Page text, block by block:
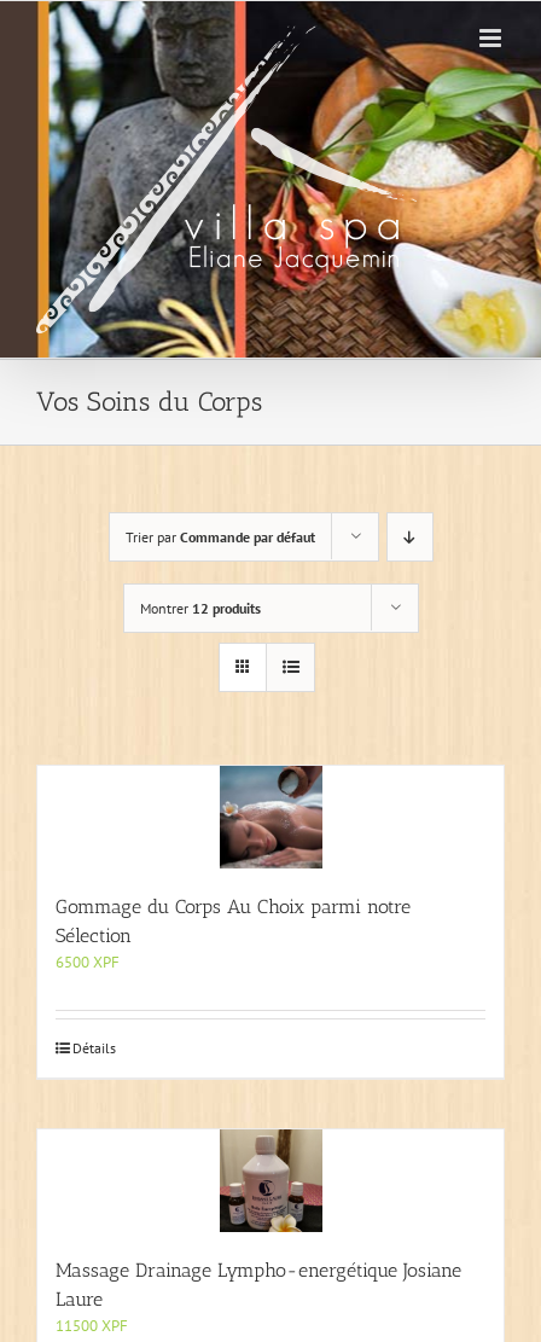
Vos Soins du Corps
Trier par Commande par défaut
Montrer 12 produits
Gommage du Corps Au Choix parmi notre
Sélection
6500XPF
Détails
Massage Drainage Lympho-energétique Josiane
Laure
11500XPF